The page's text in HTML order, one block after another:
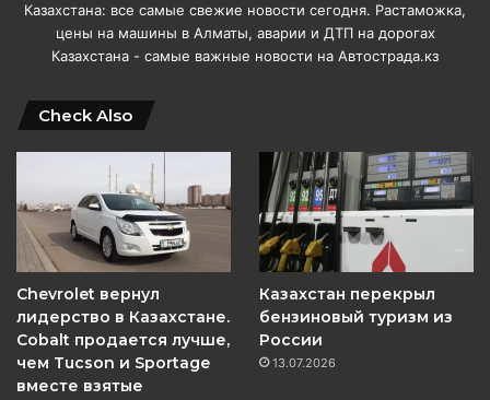
Казахстана: все самые свежие новости сегодня. Растаможка,
цены на машины в Алматы, аварии и ДТП на дорогах
Казахстана - самые важные новости на Автострада.кз
Check Also
Chevrolet вернул
лидерство в Казахстане.
Cobalt продается лучше,
чем Tucson и Sportage
вместе взятые
Казахстан перекрыл
бензиновый туризм из
России
13.07.2026